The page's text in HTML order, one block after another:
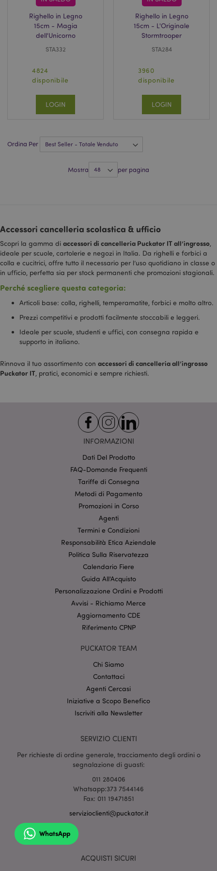
Righello in Legno
15cm - Magia
dell'Unicorno
STA332
4824
disponibile
LOGIN
Righello in Legno
15cm - L'Originale
Stormtrooper
STA284
3960
disponibile
LOGIN
Ordina Per
Mostra per pagina
Accessori cancelleria scolastica & ufficio
Scopri la gamma di accessori di cancelleria Puckator IT all’ingrosso,
ideale per scuole, cartolerie e negozi in Italia. Da righelli e forbici a
colla e cucitrici, offre tutto il necessario per l’uso quotidiano in classe o
in ufficio, perfetta sia per stock permanenti che promozioni stagionali.
Perché scegliere questa categoria:
Articoli base: colla, righelli, temperamatite, forbici e molto altro.
Prezzi competitivi e prodotti facilmente stoccabili e leggeri.
Ideale per scuole, studenti e uffici, con consegna rapida e
supporto in italiano.
Rinnova il tuo assortimento con accessori di cancelleria all’ingrosso
Puckator IT, pratici, economici e sempre richiesti.
INFORMAZIONI
Dati Del Prodotto
FAQ-Domande Frequenti
Tariffe di Consegna
Metodi di Pagamento
Promozioni in Corso
Agenti
Termini e Condizioni
Responsabilità Etica Aziendale
Politica Sulla Riservatezza
Calendario Fiere
Guida All'Acquisto
Personalizzazione Ordini e Prodotti
Avvisi - Richiamo Merce
Aggiornamento CDE
Riferimento CPNP
PUCKATOR TEAM
Chi Siamo
Contattaci
Agenti Cercasi
Iniziative a Scopo Benefico
Iscriviti alla Newsletter
SERVIZIO CLIENTI
Per richieste di ordine generale, tracciamento degli ordini o
segnalazione di guasti:
011 280406
Whatsapp:373 7544146
Fax: 011 19471851
servizioclienti@puckator.it
WhatsApp
ACQUISTI SICURI
recently_viewed_product
Adobe Inc.
mage-cache-sessid
section_data_ids
_hjIncludedInSessionSample
searchReport-log
recently_viewed_product_previous
Adobe Inc.
mage-cache-storage-section-
recently_compared_product_previous